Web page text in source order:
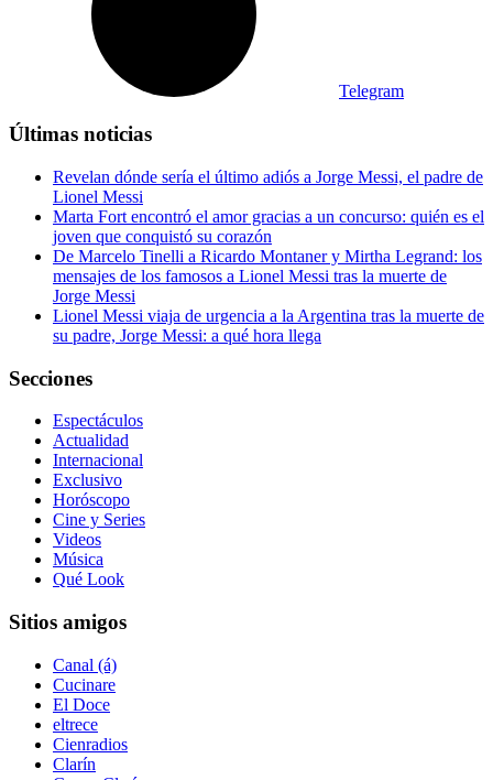
Telegram
Últimas noticias
Revelan dónde sería el último adiós a Jorge Messi, el padre de
Lionel Messi
Marta Fort encontró el amor gracias a un concurso: quién es el
joven que conquistó su corazón
De Marcelo Tinelli a Ricardo Montaner y Mirtha Legrand: los
mensajes de los famosos a Lionel Messi tras la muerte de
Jorge Messi
Lionel Messi viaja de urgencia a la Argentina tras la muerte de
su padre, Jorge Messi: a qué hora llega
Secciones
Espectáculos
Actualidad
Internacional
Exclusivo
Horóscopo
Cine y Series
Videos
Música
Qué Look
Sitios amigos
Canal (á)
Cucinare
El Doce
eltrece
Cienradios
Clarín